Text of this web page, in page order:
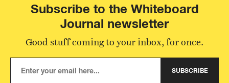
Subscribe to the Whiteboard
Journal newsletter
Good stuff coming to your inbox, for once.
SUBSCRIBE